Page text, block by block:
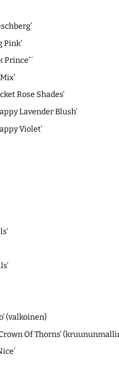
Pink’
Rose Shades’
Lavender Blush’
Violet’
(valkoinen)
Of Thorns’